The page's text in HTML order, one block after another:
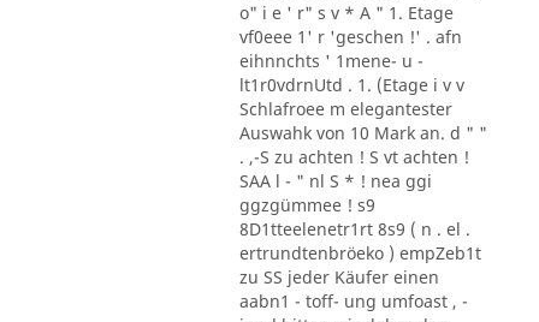
o" i e ' r" s v * A " 1. Etage
vf0eee 1' r 'geschen !' . afn
eihnnchts ' 1mene- u -
lt1r0vdrnUtd . 1. (Etage i v v
Schlafroee m elegantester
Auswahk von 10 Mark an. d " "
. ,-S zu achten ! S vt achten !
SAA l - " nl S * ! nea ggi
ggzgümmee ! s9
8D1tteelenetr1rt 8s9 ( n . el .
ertrundtenbröeko ) empZeb1t
zu SS jeder Käufer einen
aabn1 - toff- ung umfoast , -